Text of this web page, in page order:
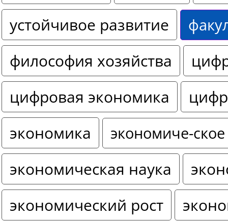
устойчивое развитие
философия хозяйства
цифровая экономика
экономика
экономиче-
экономическая наука
экономический рост